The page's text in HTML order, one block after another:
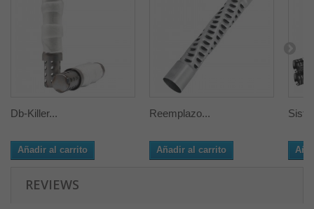
Db-Killer...
Añadir al carrito
Reemplazo...
Añadir al carrito
REVIEWS